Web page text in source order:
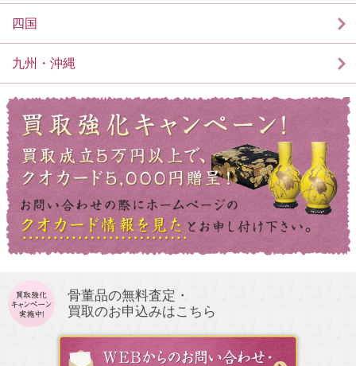
四国
九州・沖縄
骨董品の無料査定・
買取のお申込みはこちら